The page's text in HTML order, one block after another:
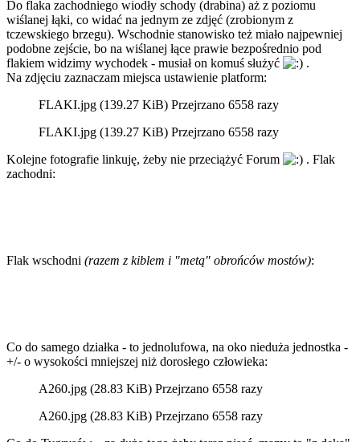
Do flaka zachodniego wiodły schody (drabina) aż z poziomu
wiślanej łąki, co widać na jednym ze zdjęć (zrobionym z
tczewskiego brzegu). Wschodnie stanowisko też miało najpewniej
podobne zejście, bo na wiślanej łące prawie bezpośrednio pod
flakiem widzimy wychodek - musiał on komuś służyć
.
Na zdjęciu zaznaczam miejsca ustawienie platform:
FLAKI.jpg (139.27 KiB) Przejrzano 6558 razy
FLAKI.jpg (139.27 KiB) Przejrzano 6558 razy
Kolejne fotografie linkuję, żeby nie przeciążyć Forum
. Flak
zachodni:
Flak wschodni (razem z kiblem i "metą" obrońców mostów):
Co do samego działka - to jednolufowa, na oko nieduża jednostka -
+/- o wysokości mniejszej niż dorosłego człowieka:
A260.jpg (28.83 KiB) Przejrzano 6558 razy
A260.jpg (28.83 KiB) Przejrzano 6558 razy